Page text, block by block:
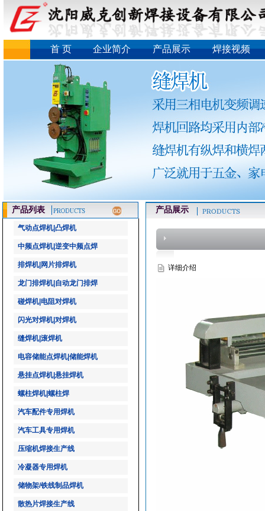
首 页 企业简介 产品展示 焊接视频
产品列表
气动点焊机|凸焊机
中频点焊机|逆变中频点焊
排焊机|网片排焊机
龙门排焊机|自动龙门排焊
碰焊机|电阻对焊机
闪光对焊机|对焊机
缝焊机|滚焊机
电容储能点焊机|储能焊机
悬挂点焊机|悬挂焊机
螺柱焊机|螺柱焊
汽车配件专用焊机
汽车工具专用焊机
压缩机焊接生产线
冷凝器专用焊机
储物架/铁线制品焊机
散热片焊接生产线
产品展示
详细介绍